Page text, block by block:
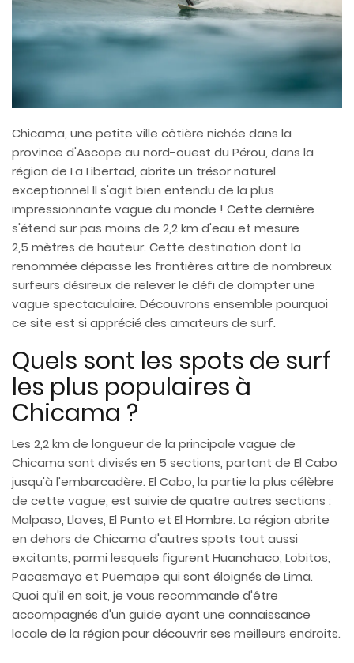
Chicama, une petite ville côtière nichée dans la
province d'Ascope au nord-ouest du Pérou, dans la
région de La Libertad, abrite un trésor naturel
exceptionnel Il s'agit bien entendu de la plus
impressionnante vague du monde ! Cette dernière
s'étend sur pas moins de 2,2 km d'eau et mesure
2,5 mètres de hauteur. Cette destination dont la
renommée dépasse les frontières attire de nombreux
surfeurs désireux de relever le défi de dompter une
vague spectaculaire. Découvrons ensemble pourquoi
ce site est si apprécié des amateurs de surf.
Quels sont les spots de surf
les plus populaires à
Chicama ?
Les 2,2 km de longueur de la principale vague de
Chicama sont divisés en 5 sections, partant de El Cabo
jusqu'à l'embarcadère. El Cabo, la partie la plus célèbre
de cette vague, est suivie de quatre autres sections :
Malpaso, Llaves, El Punto et El Hombre. La région abrite
en dehors de Chicama d'autres spots tout aussi
excitants, parmi lesquels figurent Huanchaco, Lobitos,
Pacasmayo et Puemape qui sont éloignés de Lima.
Quoi qu'il en soit, je vous recommande d'être
accompagnés d'un guide ayant une connaissance
locale de la région pour découvrir ses meilleurs endroits.